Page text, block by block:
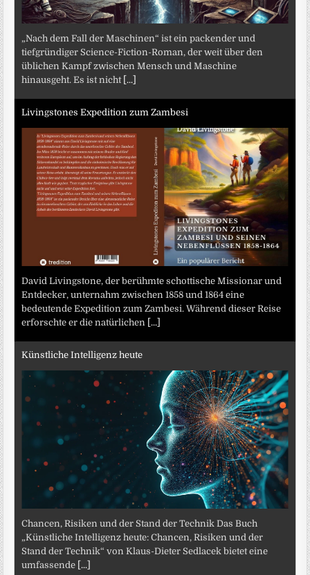
„Nach dem Fall der Maschinen“ ist ein packender und
tiefgründiger Science-Fiction-Roman, der weit über den
üblichen Kampf zwischen Mensch und Maschine
hinausgeht. Es ist nicht [...]
Livingstones Expedition zum Zambesi
David Livingstone, der berühmte schottische Missionar und
Entdecker, unternahm zwischen 1858 und 1864 eine
bedeutende Expedition zum Zambesi. Während dieser Reise
erforschte er die natürlichen [...]
Künstliche Intelligenz heute
Chancen, Risiken und der Stand der Technik Das Buch
„Künstliche Intelligenz heute: Chancen, Risiken und der
Stand der Technik“ von Klaus-Dieter Sedlacek bietet eine
umfassende [...]